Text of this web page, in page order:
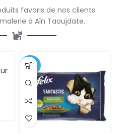
favoris de nos clients
à Aïn Taoujdate.
-35%